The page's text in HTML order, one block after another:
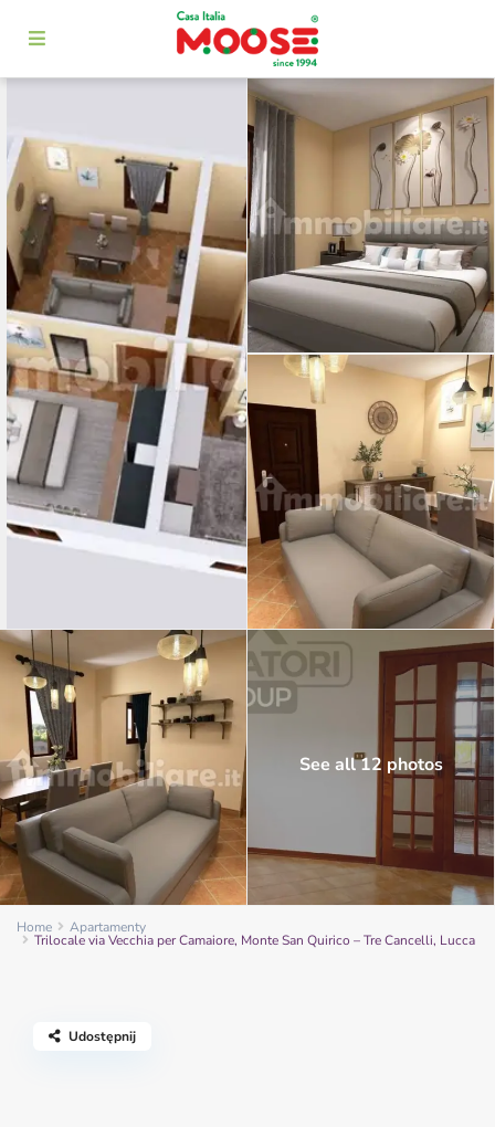
See all 12 photos
Home Apartamenty
Trilocale via Vecchia per Camaiore, Monte San Quirico – Tre Cancelli, Lucca
Udostępnij